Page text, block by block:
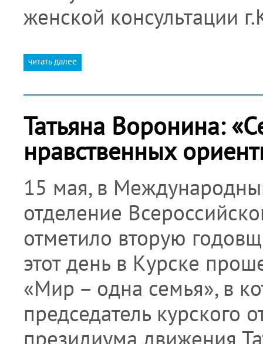
женской консультации
читать далее
Татьяна Воронина:
нравственных
15 мая, в
отделение
отметило вторую
этот день в Курске
«Мир – одна семья», в
председатель курского
президиума движения